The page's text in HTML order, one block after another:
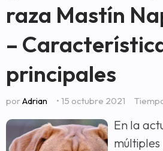
raza Mastín
–
principales
porAdrian • 15 octubre 2021
En la